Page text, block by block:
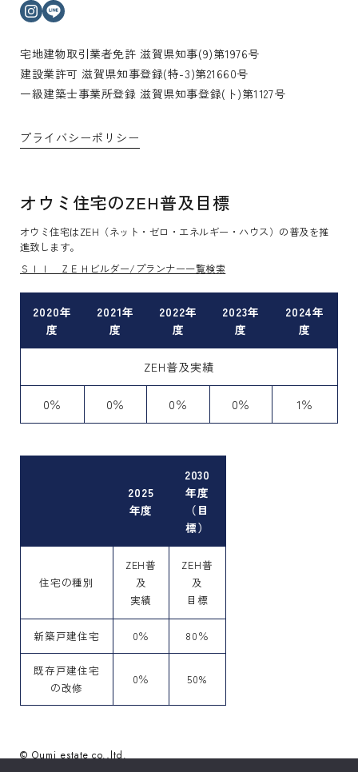
インスタグラム
宅地建物取引業者免許 滋賀県知事(9)第1976号
建設業許可 滋賀県知事登録(特-3)第21660号
一級建築士事業所登録 滋賀県知事登録(ト)第1127号
プライバシーポリシー
オウミ住宅のZEH普及目標
オウミ住宅はZEH（ネット・ゼロ・エネルギー・ハウス）の普及を推
進致します。
ＳＩＩ ＺＥＨビルダー/プランナー一覧検索
2020年
度
2021年
度
2022年
度
2023年
度
2024年
度
ZEH普及実績
0％ 0％ 0％ 0％ 1％
2025
年度
2030
年度
（目
標）
住宅の種別
ZEH普
及
実績
ZEH普
及
目標
新築戸建住宅 0％ 80％
既存戸建住宅
の改修
0％ 50%
© Oumi estate co.,ltd.